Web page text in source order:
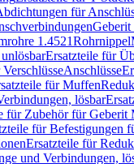
für
Geberit
1.4521Rohrnippel
Ersatzteile für
Anschlüsse
für Muffen
lösbar
für Zubehör für Geberit
für Befestigungen
Ersatzteile für
und Verbindungen,